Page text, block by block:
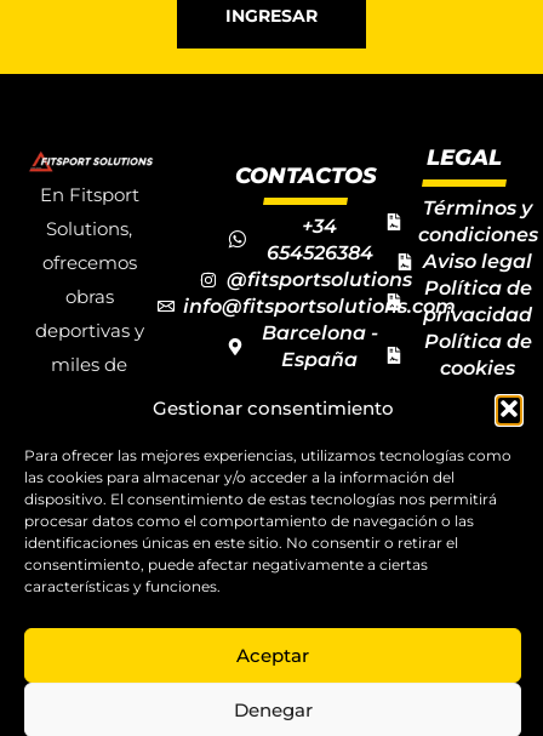
Gestionar consentimiento
Para ofrecer las mejores experiencias, utilizamos tecnologías como
las cookies para almacenar y/o acceder a la información del
dispositivo. El consentimiento de estas tecnologías nos permitirá
procesar datos como el comportamiento de navegación o las
identificaciones únicas en este sitio. No consentir o retirar el
consentimiento, puede afectar negativamente a ciertas
características y funciones.
Aceptar
Denegar
INGRESAR
En Fitsport
Solutions,
ofrecemos
obras
deportivas y
miles de
deportivos
para todas las
disciplinas,
garantizando
la calidad y el
servicio.
Copyright ©
CONTACTOS
+34
654526384
@fitsportsolutions
info@fitsportsolutions.com
Barcelona -
España
de contacto
LEGAL
Términos y
condiciones
Aviso legal
Política de
privacidad
Política de
cookies
Mapa del
sitio